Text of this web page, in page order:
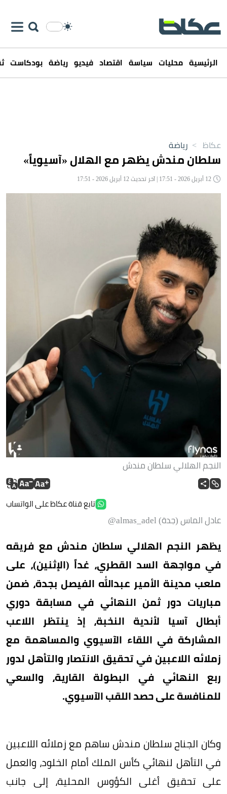
الرئيسية محليات سياسة اقتصاد فيديو رياضة بودكاست
عكاظ > رياضة
سلطان مندش يظهر مع الهلال «آسيوياً»
النجم الهلالي سلطان مندش
تابع قناة عكاظ على الواتساب
عادل الماس (جدة) almas_adel@
يظهر النجم الهلالي سلطان مندش مع فريقه
في مواجهة السد القطري، غداً (الإثنين)، على
ملعب مدينة الأمير عبدالله الفيصل بجدة، ضمن
مباريات دور ثمن النهائي في مسابقة دوري
أبطال آسيا لأندية النخبة، إذ ينتظر اللاعب
المشاركة في اللقاء الآسيوي والمساهمة مع
زملائه اللاعبين في تحقيق الانتصار والتأهل لدور
ربع النهائي في البطولة القارية، والسعي
للمنافسة على حصد اللقب الآسيوي.
وكان الجناح سلطان مندش ساهم مع زملائه اللاعبين
في التأهل لنهائي كأس الملك أمام الخلود، والعمل
على تحقيق أغلى الكؤوس المحلية، إلى جانب